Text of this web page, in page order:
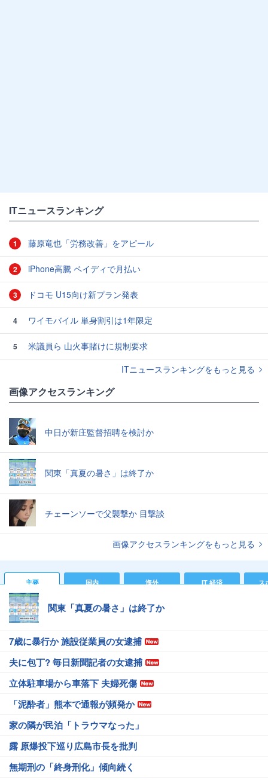
ITニュースランキング
1 藤原竜也「労務改善」をアピール
2 iPhone高騰 ペイディで月払い
3 ドコモ U15向け新プラン発表
4 ワイモバイル 単身割引は1年限定
5
米議員ら 山火事賭けに規制要求
ITニュースランキングをもっと見る
画像アクセスランキング
中日が新庄監督招聘を検討か
関東「真夏の暑さ」は終了か
チェーンソーで父襲撃か 目撃談
画像アクセスランキングをもっと見る
主要 国内 海外 IT 経済 ス
関東「真夏の暑さ」は終了か
7歳に暴行か 施設従業員の女逮捕
夫に包丁? 毎日新聞記者の女逮捕
立体駐車場から車落下 夫婦死傷
「泥酔者」熊本で通報が頻発か
家の隣が民泊「トラウマなった」
露 原爆投下巡り広島市長を批判
無期刑の「終身刑化」傾向続く